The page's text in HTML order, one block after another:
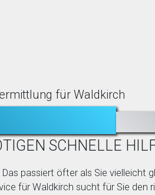
für Waldkirch
SCHNELLE
Das passiert öfter als Sie vielleicht
für Waldkirch sucht für Sie den